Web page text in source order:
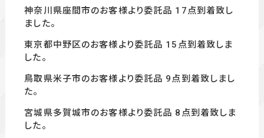
神奈川県座間市のお客様より委託品 17点到着致し
ました。
東京都中野区のお客様より委託品 15 点到着致しま
した。
鳥取県米子市のお客様より委託品 9点到着致しまし
た。
宮城県多賀城市のお客様より委託品 8 点到着致しま
した。